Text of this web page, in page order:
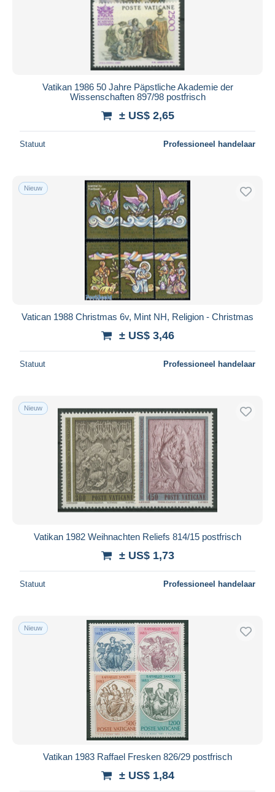
Vatikan 1986 50 Jahre Päpstliche Akademie der
Wissenschaften 897/98 postfrisch
± US$ 2,65
Statuut Professioneel handelaar
Nieuw
Vatican 1988 Christmas 6v, Mint NH, Religion - Christmas
± US$ 3,46
Statuut Professioneel handelaar
Nieuw
Vatikan 1982 Weihnachten Reliefs 814/15 postfrisch
± US$ 1,73
Statuut Professioneel handelaar
Nieuw
Vatikan 1983 Raffael Fresken 826/29 postfrisch
± US$ 1,84